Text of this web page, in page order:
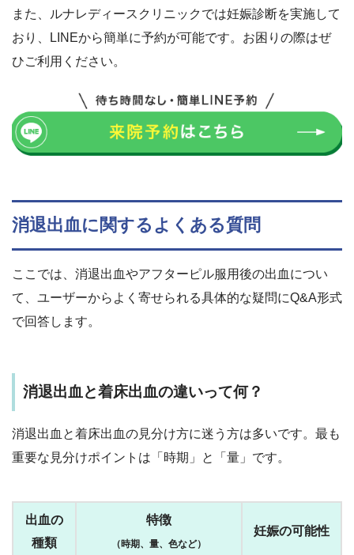
また、ルナレディースクリニックでは妊娠診断を実施して
おり、LINEから簡単に予約が可能です。お困りの際はぜ
ひご利用ください。
消退出血に関するよくある質問
ここでは、消退出血やアフターピル服用後の出血につい
て、ユーザーからよく寄せられる具体的な疑問にQ&A形式
で回答します。
消退出血と着床出血の違いって何？
消退出血と着床出血の見分け方に迷う方は多いです。最も
重要な見分けポイントは「時期」と「量」です。
出血の
種類
特徴
（時期、量、色など）
妊娠の可能性